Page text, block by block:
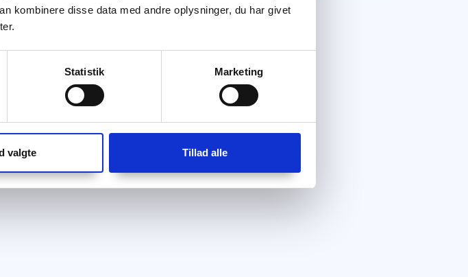
kombinere disse data med andre oplysninger, du har givet
Statistik Marketing
valgte Tillad alle